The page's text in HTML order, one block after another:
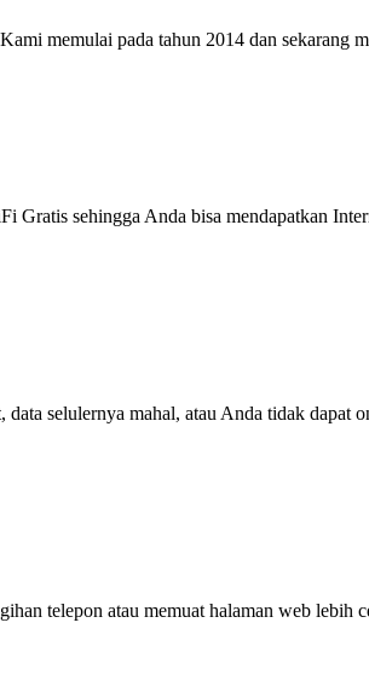
memulai pada tahun 2014 dan sekarang
sehingga Anda bisa mendapatkan
selulernya mahal, atau Anda tidak dapat
telepon atau memuat halaman web lebih